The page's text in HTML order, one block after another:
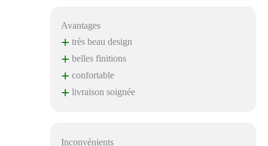
Avantages
+ très beau design
+ belles finitions
+ confortable
+ livraison soignée
Inconvénients